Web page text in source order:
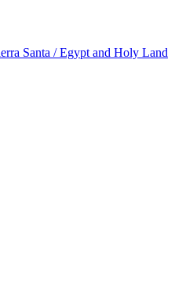
Santa / Egypt and Holy Land